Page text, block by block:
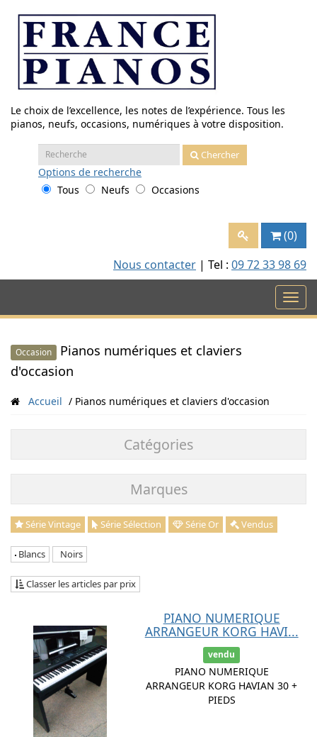
contenu
Le choix de l’excellence, les notes de l’expérience. Tous les
pianos, neufs, occasions, numériques à votre disposition.
Recherche
:
Chercher
Options de recherche
Tous
Neufs Occasions
(0)
Nous contacter | Tel : 09 72 33 98 69
Occasion
Pianos numériques et claviers
d'occasion
Accueil Pianos numériques et claviers d'occasion
Catégories
Marques
Série Vintage Série Sélection Série Or Vendus
Blancs Noirs
Classer les articles par prix
PIANO NUMERIQUE
ARRANGEUR KORG HAVI...
vendu
PIANO NUMERIQUE
ARRANGEUR KORG HAVIAN 30 +
PIEDS